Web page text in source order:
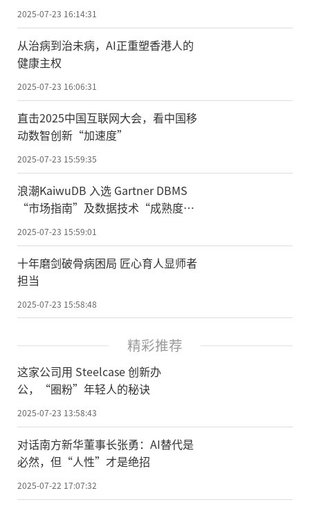
2025-07-23 16:14:31
从治病到治未病，AI正重塑香港人的
健康主权
2025-07-23 16:06:31
直击2025中国互联网大会，看中国移
动数智创新“加速度”
2025-07-23 15:59:35
浪潮KaiwuDB 入选 Gartner DBMS
“市场指南”及数据技术“成熟度曲
2025-07-23 15:59:01
十年磨剑破骨病困局 匠心育人显师者
担当
2025-07-23 15:58:48
精彩推荐
这家公司用 Steelcase 创新办
公，“圈粉”年轻人的秘诀
2025-07-23 13:58:43
对话南方新华董事长张勇：AI替代是
必然，但“人性”才是绝招
2025-07-22 17:07:32